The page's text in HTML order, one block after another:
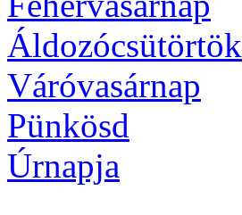
Áldozócsütörtök
Váróvasárnap
Pünkösd
Úrnapja